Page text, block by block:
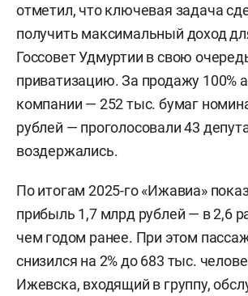
отметил, что ключевая задача
получить максимальный доход
Госсовет Удмуртии в свою
приватизацию. За продажу 100%
компании — 252 тыс. бумаг
рублей — проголосовали 43
воздержались.
По итогам 2025-го «Ижавиа»
прибыль 1,7 млрд рублей — в 2,6
чем годом ранее. При этом
снизился на 2% до 683 тыс.
Ижевска, входящий в группу,